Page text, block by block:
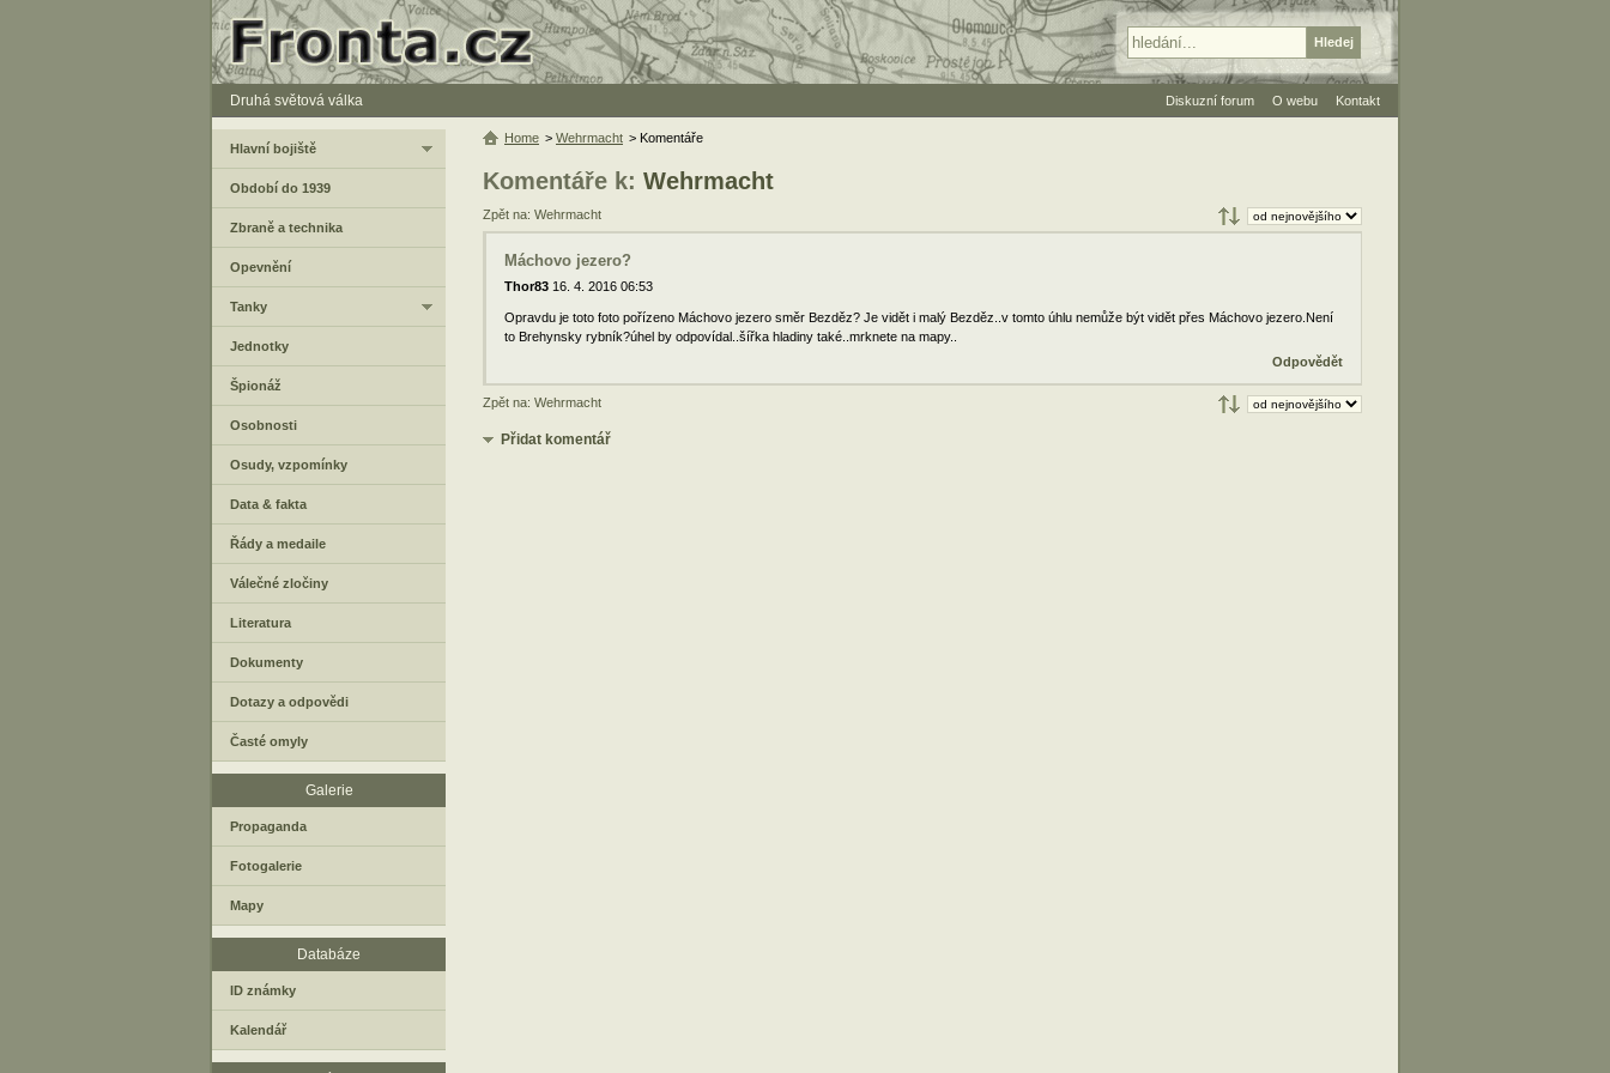
Druhá světová válka
Komentáře k: Wehrmacht
Zpět na: Wehrmacht
Máchovo jezero?
Thor83 16. 4. 2016 06:53
Opravdu je toto foto pořízeno Máchovo jezero směr Bezděz? Je vidět i malý Bezděz..v tomto úhlu nemůže být vidět přes Máchovo jezero.Není
to Brehynsky rybník?úhel by odpovídal..šířka hladiny také..mrknete na mapy..
Odpovědět
Zpět na: Wehrmacht
Přidat komentář
Home > Wehrmacht > Komentáře
Hlavní bojiště
Období do 1939
Zbraně a technika
Opevnění
Tanky
Jednotky
Špionáž
Osobnosti
Osudy, vzpomínky
Data & fakta
Řády a medaile
Válečné zločiny
Literatura
Dokumenty
Dotazy a odpovědi
Časté omyly
Galerie
Propaganda
Fotogalerie
Mapy
Databáze
ID známky
Kalendář
Diskuzní forum O webu Kontakt